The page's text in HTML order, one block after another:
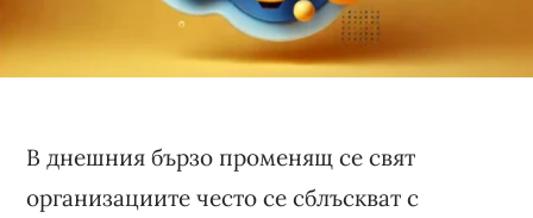
В днешния бързо променящ се свят
организациите често се сблъскват с